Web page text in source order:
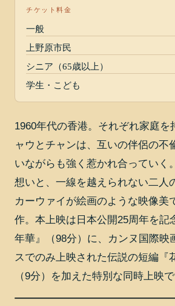
チケット料金
一般
上野原市民
シニア（65歳以上）
学生・こども
1960年代の香港。それぞれ家庭を
ャウとチャンは、互いの伴侶の不
いながらも強く惹かれ合っていく
想いと、一線を越えられない二人
カーウァイが絵画のような映像美
作。本上映は日本公開25周年を記
年華』（98分）に、カンヌ国際映
スでのみ上映された伝説の短編『
（9分）を加えた特別な同時上映で